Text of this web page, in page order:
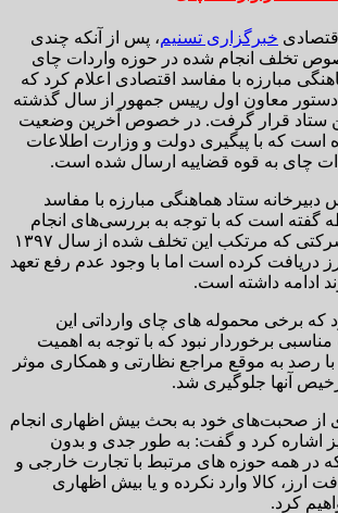
خبرگزاری تسنیم، پس از آنکه چندی
تخلف انجام شده در حوزه واردات چای
مبارزه با مفاسد اقتصادی اعلام کرد که
معاون اول رییس جمهور از سال گذشته
ستاد قرار گرفت. در خصوص آخرین وضعیت
است که با پیگیری دولت و وزارت اطلاعات
چای به قوه قضاییه ارسال شده است.
ستاد هماهنگی مبارزه با مفاسد
گفته است که با توجه به بررسی‌های انجام
شده مشخص شد، شرکتی که مرتکب این تخلف شده از سال ۱۳۹۷
دریافت کرده است اما با وجود عدم رفع تعهد
ادامه داشته است.
که برخی محموله های چای وارداتی این
برخوردار نبود که با توجه به اهمیت
رصد به موقع مراجع نظارتی و همکاری موثر
آنها جلوگیری شد.
از صحبت‌های خود به بحث بیش اظهاری انجام
اشاره کرد و گفت: به طور جدی و بدون
در همه حوزه های مرتبط با تجارت خارجی و
ارز، کالا وارد نکرده و یا بیش اظهاری
کرد.